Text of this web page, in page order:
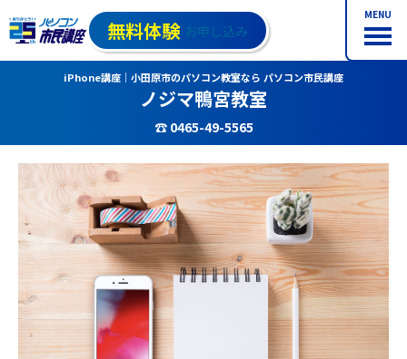
MENU
無料体験 お申し込み
iPhone講座｜小田原市のパソコン教室なら パソコン市民講座
ノジマ鴨宮教室
☎ 0465-49-5565